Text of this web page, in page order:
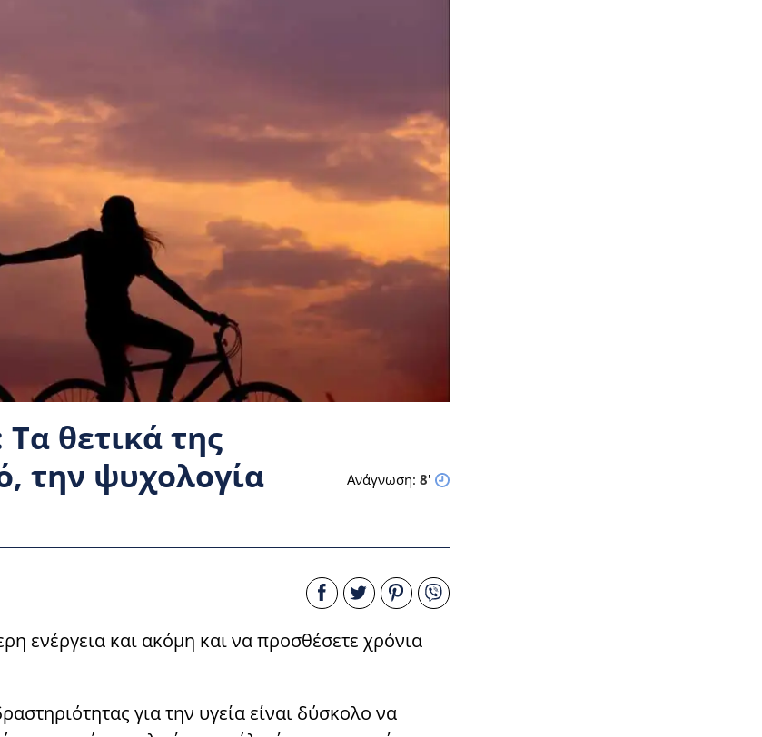
θετικά της
την ψυχολογία
Ανάγνωση: 8'
ενέργεια και ακόμη και να προσθέσετε χρόνια
για την υγεία είναι δύσκολο να